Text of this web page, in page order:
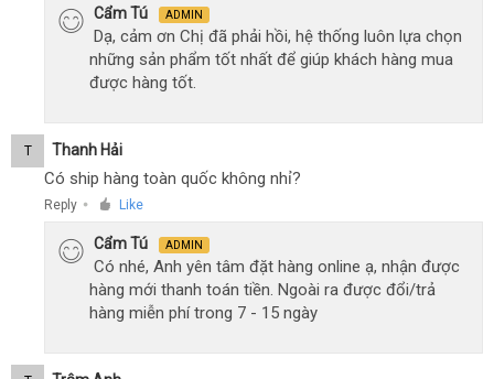
Cẩm Tú ADMIN
Dạ, cảm ơn Chị đã phải hồi, hệ thống luôn lựa chọn
những sản phẩm tốt nhất để giúp khách hàng mua
được hàng tốt.
T Thanh Hải
Có ship hàng toàn quốc không nhỉ?
Reply ● Like
Cẩm Tú ADMIN
Có nhé, Anh yên tâm đặt hàng online ạ, nhận được
hàng mới thanh toán tiền. Ngoài ra được đổi/trả
hàng miễn phí trong 7 - 15 ngày